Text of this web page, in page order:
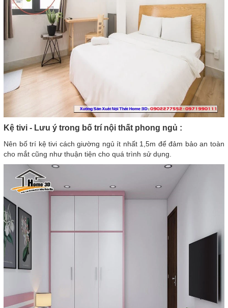
Kệ tivi - Lưu ý trong bố trí nội thất phong ngủ :
Nên bố trí kệ tivi cách giường ngủ ít nhất 1,5m để đảm bảo an toàn
cho mắt cũng như thuận tiện cho quá trình sử dụng.